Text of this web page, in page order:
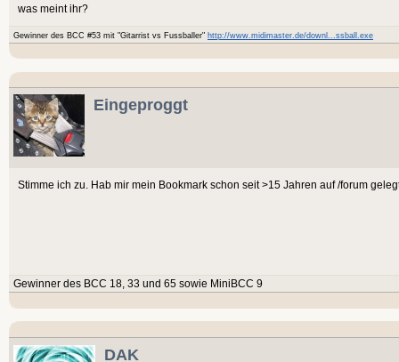
was meint ihr?
Gewinner des BCC #53 mit "Gitarrist vs Fussballer" http://www.midimaster.de/downl...ssball.exe
Eingeproggt
Stimme ich zu. Hab mir mein Bookmark schon seit >15 Jahren auf /forum
Gewinner des BCC 18, 33 und 65 sowie MiniBCC 9
DAK